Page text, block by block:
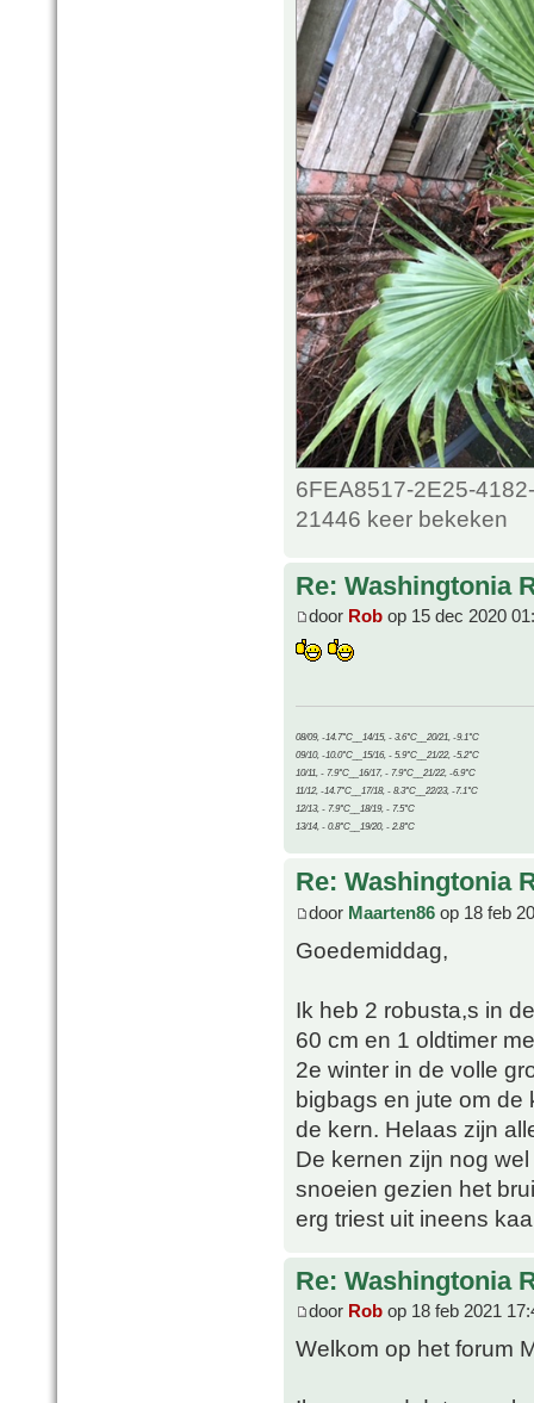
6FEA8517-2E25-
21446 keer bekeken
Re: Washingtonia
door Rob op 15 dec 2020
08/09, -14.7°C__14/15, - 3.6°C__20/21, -9.1°C
09/10, -10.0°C__15/16, - 5.9°C__21/22, -5.2°C
10/11, - 7.9°C__16/17, - 7.9°C__21/22, -6.9°C
11/12, -14.7°C__17/18, - 8.3°C__22/23, -7.1°C
12/13, - 7.9°C__18/19, - 7.5°C
13/14, - 0.8°C__19/20, - 2.8°C
Re: Washingtonia
door Maarten86 op 18 feb
Goedemiddag,
Ik heb 2 robusta,s in
60 cm en 1 oldtimer
2e winter in de volle
bigbags en jute om de
de kern. Helaas zijn
De kernen zijn nog
snoeien gezien het
erg triest uit ineens
Re: Washingtonia
door Rob op 18 feb 2021
Welkom op het forum